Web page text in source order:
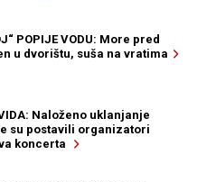
POPIJE VODU: More pred
u dvorištu, suša na vratima
Naloženo uklanjanje
su postavili organizatori
koncerta